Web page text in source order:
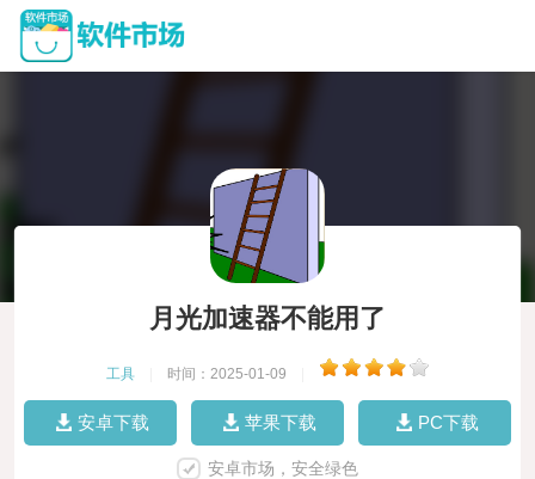
月光加速器不能用了
工具 时间：2025-01-09
安卓下载 苹果下载 PC下载
安卓市场，安全绿色